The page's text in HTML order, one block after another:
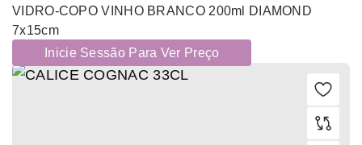
VIDRO-COPO VINHO BRANCO 200ml DIAMOND
7x15cm
Inicie Sessão Para Ver Preço